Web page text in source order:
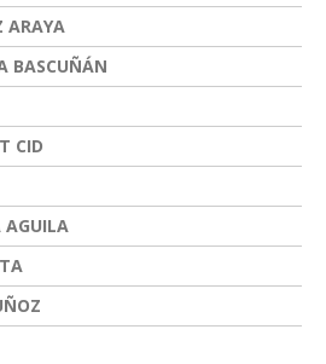
ARAYA
BASCUÑÁN
CID
AGUILA